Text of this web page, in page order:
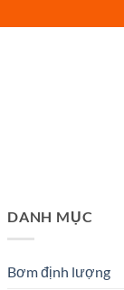
DANH MỤC
Bơm định lượng